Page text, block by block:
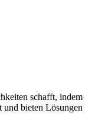
schafft,
bieten